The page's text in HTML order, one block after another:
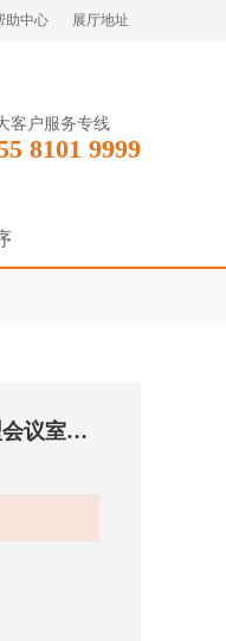
展厅地址
助中心
客户服务专线
8101 9999
J区板式会议桌二手简约现代会议桌长桌办公家具大型会议室桌椅组合培训桌